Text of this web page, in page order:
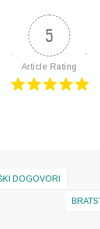
5
Article Rating
DOGOVORI